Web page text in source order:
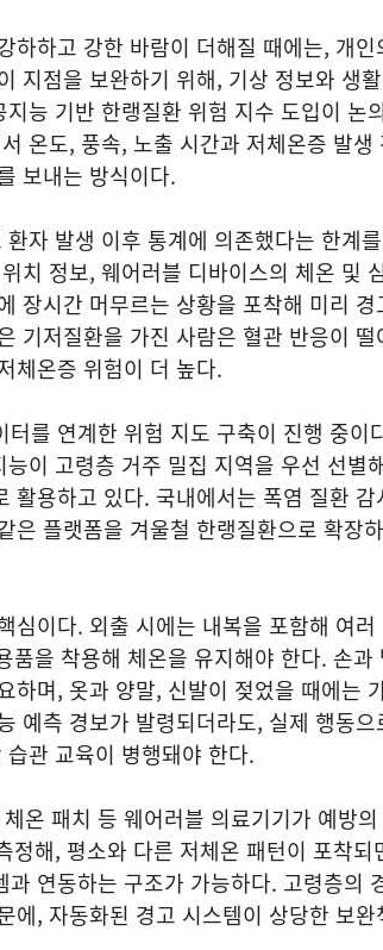
하하고 강한 바람이 더해질 때에는, 개인
지점을 보완하기 위해, 기상 정보와 생
능 기반 한랭질환 위험 지수 도입이 논
온도, 풍속, 노출 시간과 저체온증 발생
보내는 방식이다.
자 발생 이후 통계에 의존했다는 한계
치 정보, 웨어러블 디바이스의 체온 및
장시간 머무르는 상황을 포착해 미리 경
기저질환을 가진 사람은 혈관 반응이 떨
체온증 위험이 더 높다.
를 연계한 위험 지도 구축이 진행 중이
이 고령층 거주 밀집 지역을 우선 선별
활용하고 있다. 국내에서는 폭염 질환 감
은 플랫폼을 겨울철 한랭질환으로 확장
심이다. 외출 시에는 내복을 포함해 여러
을 착용해 체온을 유지해야 한다. 손과
하며, 옷과 양말, 신발이 젖었을 때에는
예측 경보가 발령되더라도, 실제 행동으
관 교육이 병행돼야 한다.
온 패치 등 웨어러블 의료기기가 예방의
해, 평소와 다른 저체온 패턴이 포착되
연동하는 구조가 가능하다. 고령층의
에, 자동화된 경고 시스템이 상당한 보완